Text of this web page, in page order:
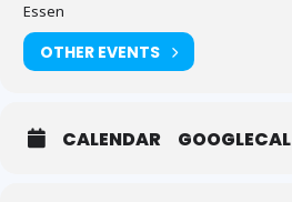
Essen
OTHER EVENTS
CALENDAR GOOGLECAL